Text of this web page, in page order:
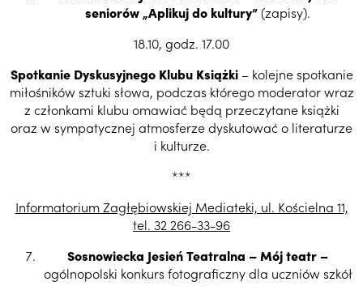
seniorów „Aplikuj do kultury”(zapisy).
18.10, godz. 17.00
Spotkanie Dyskusyjnego Klubu Książki– kolejne spotkanie
miłośników sztuki słowa, podczas którego moderator wraz
z członkami klubu omawiać będą przeczytane książki
oraz w sympatycznej atmosferze dyskutować o literaturze
i kulturze.
***
Informatorium Zagłębiowskiej Mediateki, ul. Kościelna 11,
tel. 32 266-33-96
Sosnowiecka Jesień Teatralna – Mój teatr –
ogólnopolski konkurs fotograficzny dla uczniów szkół